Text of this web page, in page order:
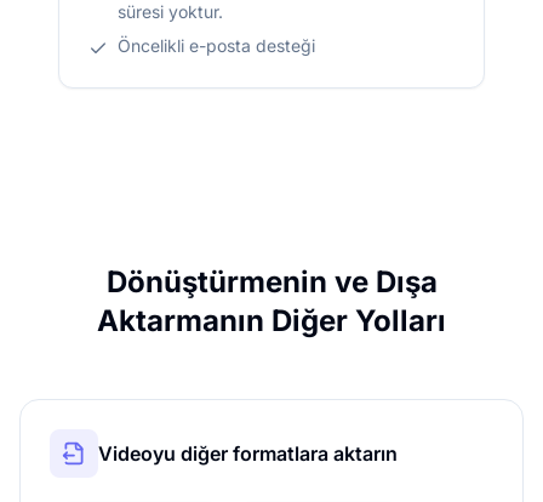
süresi yoktur.
Öncelikli e-posta desteği
Dönüştürmenin ve Dışa
Aktarmanın Diğer Yolları
Videoyu diğer formatlara aktarın